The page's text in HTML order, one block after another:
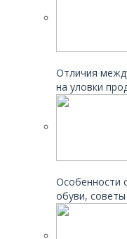
Отличия
на уловки
Особенности
обуви,